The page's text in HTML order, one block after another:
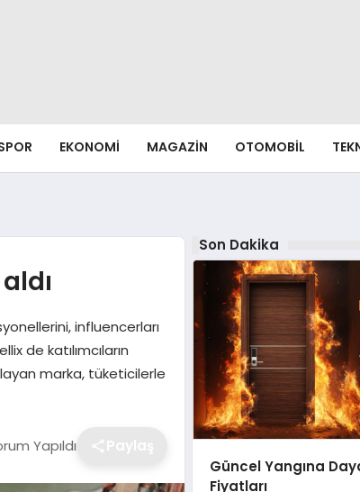
EKONOMI MAGAZIN OTOMOBIL
influencerları
de katılımcıların
marka, tüketicilerle
Yapıldı
Son Dakika
Güncel Yangına
Fiyatları